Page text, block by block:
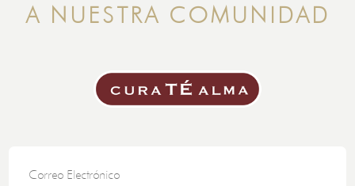
A NUESTRA COMUNIDAD